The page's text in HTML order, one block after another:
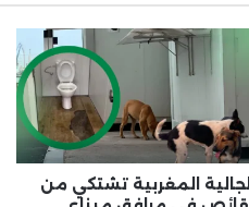
الجالية المغربية تشتكي من